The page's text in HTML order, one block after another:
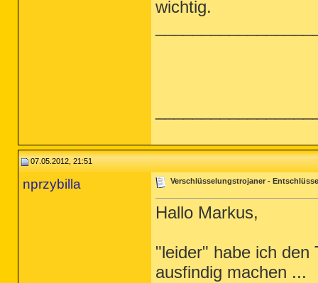
wichtig.
07.05.2012, 21:51
nprzybilla Verschlüsselungstrojaner -
Hallo Markus,
"leider" habe ich den
ausfindig machen ...